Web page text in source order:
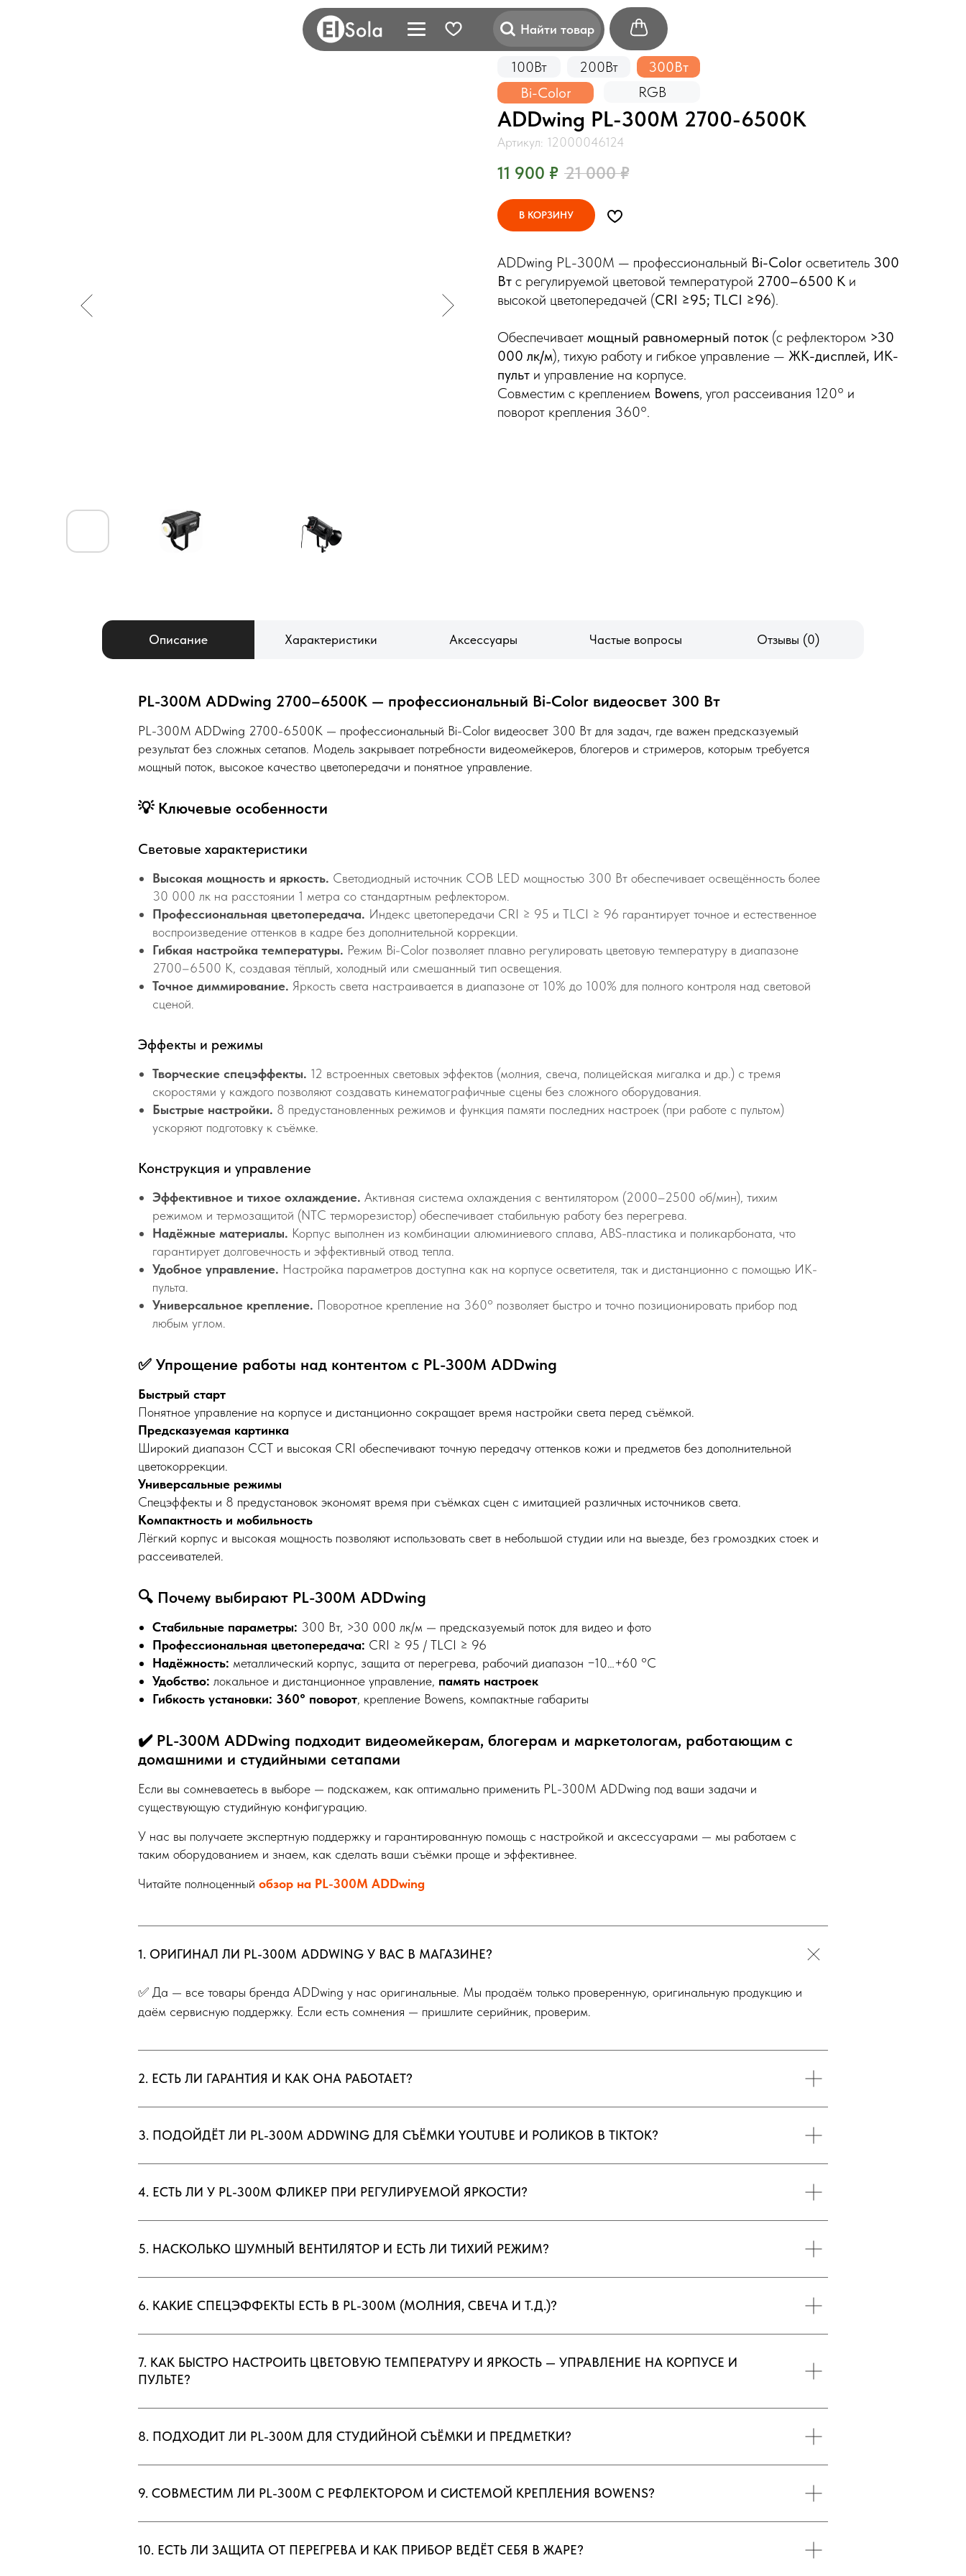
Найти товар
100Вт 200Вт
300Вт
Bi-Color
RGB
ADDwing PL-300М 2700-6500K
Артикул: 12000046124
11 900 ₽ 21 000 ₽
В КОРЗИНУ
ADDwing PL-300M — профессиональный Bi-Color осветитель 300
Вт с регулируемой цветовой температурой 2700–6500 K и
высокой цветопередачей (CRI ≥95; TLCI ≥96).
Обеспечивает мощный равномерный поток (с рефлектором >30
000 лк/м), тихую работу и гибкое управление — ЖК-дисплей, ИК-
пульт и управление на корпусе.
Совместим с креплением Bowens, угол рассеивания 120° и
поворот крепления 360°.
Описание Характеристики Аксессуары Частые вопросы Отзывы (0)
PL-300М ADDwing 2700–6500K — профессиональный Bi-Color видеосвет 300 Вт
PL-300М ADDwing 2700-6500K — профессиональный Bi-Color видеосвет 300 Вт для задач, где важен предсказуемый
результат без сложных сетапов. Модель закрывает потребности видеомейкеров, блогеров и стримеров, которым требуется
мощный поток, высокое качество цветопередачи и понятное управление.
💡 Ключевые особенности
Световые характеристики
Высокая мощность и яркость. Светодиодный источник COB LED мощностью 300 Вт обеспечивает освещённость более
30 000 лк на расстоянии 1 метра со стандартным рефлектором.
Профессиональная цветопередача. Индекс цветопередачи CRI ≥ 95 и TLCI ≥ 96 гарантирует точное и естественное
воспроизведение оттенков в кадре без дополнительной коррекции.
Гибкая настройка температуры. Режим Bi-Color позволяет плавно регулировать цветовую температуру в диапазоне
2700–6500 K, создавая тёплый, холодный или смешанный тип освещения.
Точное диммирование. Яркость света настраивается в диапазоне от 10% до 100% для полного контроля над световой
сценой.
Эффекты и режимы
Творческие спецэффекты. 12 встроенных световых эффектов (молния, свеча, полицейская мигалка и др.) с тремя
скоростями у каждого позволяют создавать кинематографичные сцены без сложного оборудования.
Быстрые настройки. 8 предустановленных режимов и функция памяти последних настроек (при работе с пультом)
ускоряют подготовку к съёмке.
Конструкция и управление
Эффективное и тихое охлаждение. Активная система охлаждения с вентилятором (2000–2500 об/мин), тихим
режимом и термозащитой (NTC терморезистор) обеспечивает стабильную работу без перегрева.
Надёжные материалы. Корпус выполнен из комбинации алюминиевого сплава, ABS-пластика и поликарбоната, что
гарантирует долговечность и эффективный отвод тепла.
Удобное управление. Настройка параметров доступна как на корпусе осветителя, так и дистанционно с помощью ИК-
пульта.
Универсальное крепление. Поворотное крепление на 360° позволяет быстро и точно позиционировать прибор под
любым углом.
✅ Упрощение работы над контентом с PL-300М ADDwing
Быстрый старт
Понятное управление на корпусе и дистанционно сокращает время настройки света перед съёмкой.
Предсказуемая картинка
Широкий диапазон CCT и высокая CRI обеспечивают точную передачу оттенков кожи и предметов без дополнительной
цветокоррекции.
Универсальные режимы
Спецэффекты и 8 предустановок экономят время при съёмках сцен с имитацией различных источников света.
Компактность и мобильность
Лёгкий корпус и высокая мощность позволяют использовать свет в небольшой студии или на выезде, без громоздких стоек и
рассеивателей.
🔍 Почему выбирают PL-300М ADDwing
Стабильные параметры: 300 Вт, >30 000 лк/м — предсказуемый поток для видео и фото
Профессиональная цветопередача: CRI ≥ 95 / TLCI ≥ 96
Надёжность: металлический корпус, защита от перегрева, рабочий диапазон −10…+60 °C
Удобство: локальное и дистанционное управление, память настроек
Гибкость установки: 360° поворот, крепление Bowens, компактные габариты
✔️ PL-300М ADDwing подходит видеомейкерам, блогерам и маркетологам, работающим с
домашними и студийными сетапами
Если вы сомневаетесь в выборе — подскажем, как оптимально применить PL-300М ADDwing под ваши задачи и
существующую студийную конфигурацию.
У нас вы получаете экспертную поддержку и гарантированную помощь с настройкой и аксессуарами — мы работаем с
таким оборудованием и знаем, как сделать ваши съёмки проще и эффективнее.
Читайте полноценный обзор на PL-300М ADDwing
1. ОРИГИНАЛ ЛИ PL-300M ADDWING У ВАС В МАГАЗИНЕ?
✅ Да — все товары бренда ADDwing у нас оригинальные. Мы продаём только проверенную, оригинальную продукцию и
даём сервисную поддержку. Если есть сомнения — пришлите серийник, проверим.
2. ЕСТЬ ЛИ ГАРАНТИЯ И КАК ОНА РАБОТАЕТ?
3. ПОДОЙДЁТ ЛИ PL-300M ADDWING ДЛЯ СЪЁМКИ YOUTUBE И РОЛИКОВ В TIKTOK?
4. ЕСТЬ ЛИ У PL-300M ФЛИКЕР ПРИ РЕГУЛИРУЕМОЙ ЯРКОСТИ?
5. НАСКОЛЬКО ШУМНЫЙ ВЕНТИЛЯТОР И ЕСТЬ ЛИ ТИХИЙ РЕЖИМ?
6. КАКИЕ СПЕЦЭФФЕКТЫ ЕСТЬ В PL-300M (МОЛНИЯ, СВЕЧА И Т.Д.)?
7. КАК БЫСТРО НАСТРОИТЬ ЦВЕТОВУЮ ТЕМПЕРАТУРУ И ЯРКОСТЬ — УПРАВЛЕНИЕ НА КОРПУСЕ И
ПУЛЬТЕ?
8. ПОДХОДИТ ЛИ PL-300M ДЛЯ СТУДИЙНОЙ СЪЁМКИ И ПРЕДМЕТКИ?
9. СОВМЕСТИМ ЛИ PL-300M С РЕФЛЕКТОРОМ И СИСТЕМОЙ КРЕПЛЕНИЯ BOWENS?
10. ЕСТЬ ЛИ ЗАЩИТА ОТ ПЕРЕГРЕВА И КАК ПРИБОР ВЕДЁТ СЕБЯ В ЖАРЕ?